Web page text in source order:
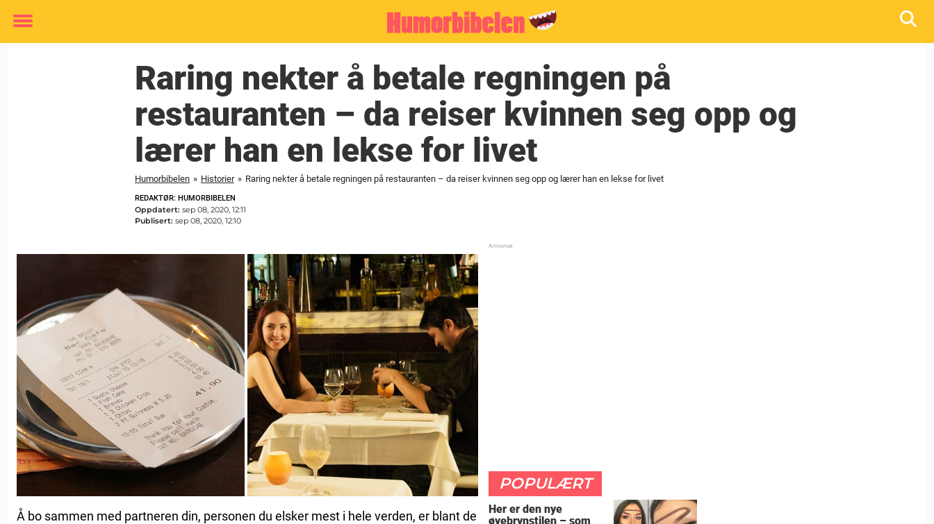
Toggle
Raring nekter å betale regningen på
restauranten – da reiser kvinnen seg opp og
lærer han en lekse for livet
Humorbibelen » Historier » Raring nekter å betale regningen på restauranten – da reiser kvinnen seg opp og lærer han en lekse for livet
REDAKTØR: HUMORBIBELEN
Oppdatert: sep 08, 2020, 12:11
Publisert: sep 08, 2020, 12:10
Å bo sammen med partneren din, personen du elsker mest i hele verden, er blant de
POPULÆRT
Her er den nye
øyebrynstilen – som